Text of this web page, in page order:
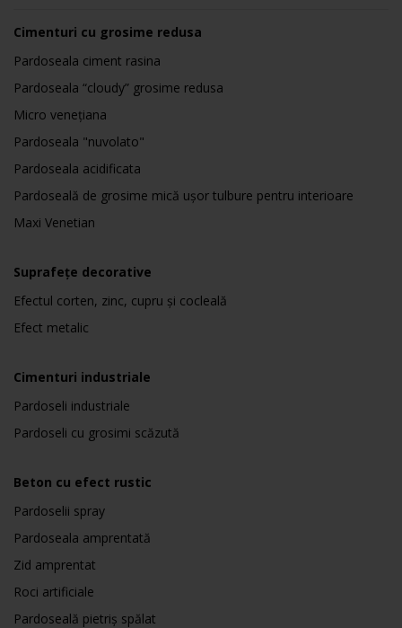
Cimenturi cu grosime redusa
Pardoseala ciment rasina
Pardoseala “cloudy” grosime redusa
Micro venețiana
Pardoseala "nuvolato"
Pardoseala acidificata
Pardoseală de grosime mică ușor tulbure pentru interioare
Maxi Venetian
Suprafețe decorative
Efectul corten, zinc, cupru și cocleală
Efect metalic
Cimenturi industriale
Pardoseli industriale
Pardoseli cu grosimi scăzută
Beton cu efect rustic
Pardoselii spray
Pardoseala amprentată
Zid amprentat
Roci artificiale
Pardoseală pietriș spălat